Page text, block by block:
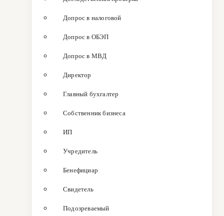
Допрос в налоговой
Допрос в ОБЭП
Допрос в МВД
Директор
Главный бухгалтер
Собственник бизнеса
ИП
Учредитель
Бенефициар
Свидетель
Подозреваемый